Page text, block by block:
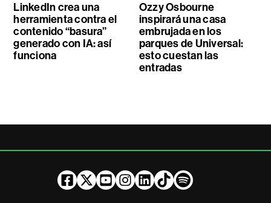
LinkedIn crea una
herramienta contra el
contenido “basura”
generado con IA: así
funciona
Ozzy Osbourne
inspirará una casa
embrujada en los
parques de Universal:
esto cuestan las
entradas